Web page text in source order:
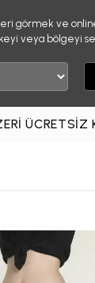
görmek ve
veya bölgeyi
ÜCRETSIZ